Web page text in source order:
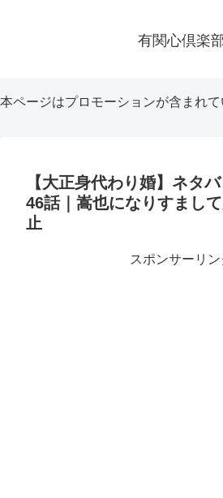
有関心倶楽
本ページはプロモーションが含まれて
【大正身代わり婚】ネタ
46話｜嵩也になりすまし
止
スポンサーリン